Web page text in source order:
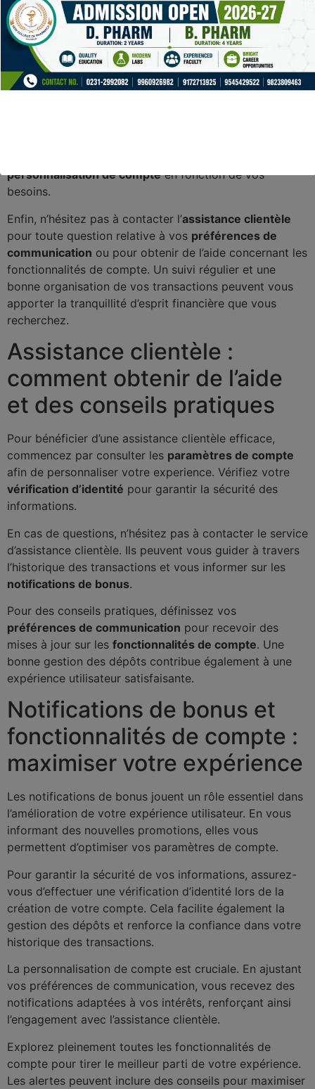
sécurité de vos informations. En gardant vos données à
jour, vous bénéficiez d’une meilleure protection contre
la fraude. N’oubliez pas d’activer lesnotifications de
bonuspour rester informé des nouvelles opportunités
et avantages offerts par votre plateforme.
personnalisation de compteen fonction de vos
besoins.
Enfin, n’hésitez pas à contacter l’assistance clientèle
pour toute question relative à vos préférences de
communication ou pour obtenir de l’aide concernant les
fonctionnalités de compte. Un suivi régulier et une
bonne organisation de vos transactions peuvent vous
apporter la tranquillité d’esprit financière que vous
recherchez.
Assistance clientèle :
comment obtenir de l’aide
et des conseils pratiques
Pour bénéficier d’une assistance clientèle efficace,
commencez par consulter les paramètres de compte
afin de personnaliser votre experience. Vérifiez votre
vérification d’identité pour garantir la sécurité des
informations.
En cas de questions, n’hésitez pas à contacter le service
d’assistance clientèle. Ils peuvent vous guider à travers
l’historique des transactions et vous informer sur les
notifications de bonus.
Pour des conseils pratiques, définissez vos
préférences de communication pour recevoir des
mises à jour sur les fonctionnalités de compte. Une
bonne gestion des dépôts contribue également à une
expérience utilisateur satisfaisante.
Notifications de bonus et
fonctionnalités de compte :
maximiser votre expérience
Les notifications de bonus jouent un rôle essentiel dans
l’amélioration de votre expérience utilisateur. En vous
informant des nouvelles promotions, elles vous
permettent d’optimiser vos paramètres de compte.
Pour garantir la sécurité de vos informations, assurez-
vous d’effectuer une vérification d’identité lors de la
création de votre compte. Cela facilite également la
gestion des dépôts et renforce la confiance dans votre
historique des transactions.
La personnalisation de compte est cruciale. En ajustant
vos préférences de communication, vous recevez des
notifications adaptées à vos intérêts, renforçant ainsi
l’engagement avec l’assistance clientèle.
Explorez pleinement toutes les fonctionnalités de
compte pour tirer le meilleur parti de votre expérience.
Les alertes peuvent inclure des conseils pour maximiser